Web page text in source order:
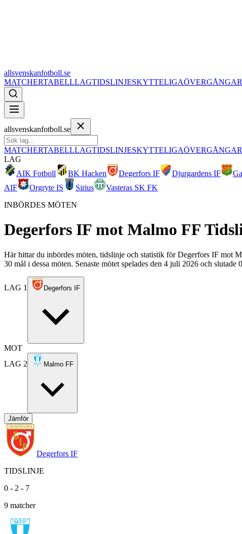
allsvenskanfotboll.se
MATCHERTABELLLAGTIDSLINJESKYTTELIGAÖVERGÅNGAR
allsvenskanfotboll.se
MATCHERTABELLLAGTIDSLINJESKYTTELIGAÖVERGÅNGAR
LAG
AIK Fotboll
BK Hacken Degerfors IF Djurgardens IF
AIF
Orgryte IS Sirius
Vasteras SK FK
INBÖRDES MÖTEN
Degerfors IF mot Malmo FF
Här hittar du inbördes möten, tidslinje och statistik för Degerfors IF mot
30 mål i dessa möten. Senaste mötet spelades den 4 juli 2026 och slutade
LAG 1 Degerfors IF
MOT
LAG 2
Malmo FF
Jämför
Degerfors IF
TIDSLINJE
0 - 2 - 7
9 matcher